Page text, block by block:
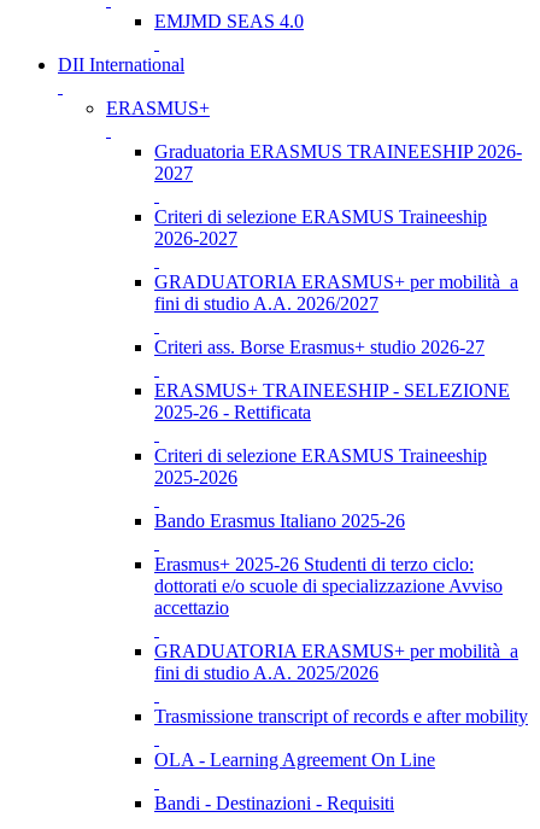
EMJMD SEAS 4.0
DII International
ERASMUS+
Graduatoria ERASMUS TRAINEESHIP 2026-
2027
Criteri di selezione ERASMUS Traineeship
2026-2027
GRADUATORIA ERASMUS+ per mobilità a
fini di studio A.A. 2026/2027
Criteri ass. Borse Erasmus+ studio 2026-27
ERASMUS+ TRAINEESHIP - SELEZIONE
2025-26 - Rettificata
Criteri di selezione ERASMUS Traineeship
2025-2026
Bando Erasmus Italiano 2025-26
Erasmus+ 2025-26 Studenti di terzo ciclo:
dottorati e/o scuole di specializzazione Avviso
accettazio
GRADUATORIA ERASMUS+ per mobilità a
fini di studio A.A. 2025/2026
Trasmissione transcript of records e after mobility
OLA - Learning Agreement On Line
Bandi - Destinazioni - Requisiti